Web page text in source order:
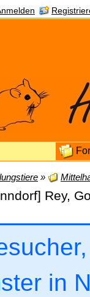
»
Rey,
in